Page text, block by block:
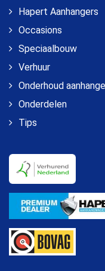
Hapert Aanhangers
Occasions
Speciaalbouw
Verhuur
Onderhoud
Onderdelen
Tips